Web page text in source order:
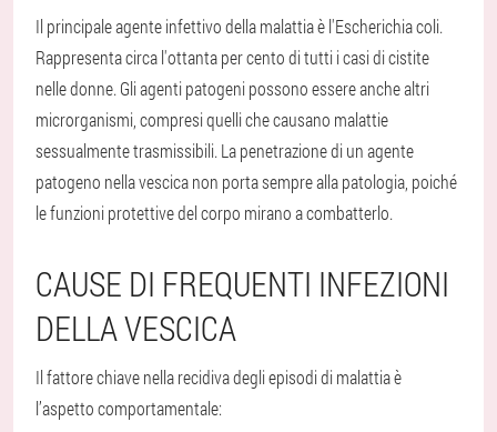
Il principale agente infettivo della malattia è l'Escherichia coli.
Rappresenta circa l'ottanta per cento di tutti i casi di cistite
nelle donne. Gli agenti patogeni possono essere anche altri
microrganismi, compresi quelli che causano malattie
sessualmente trasmissibili. La penetrazione di un agente
patogeno nella vescica non porta sempre alla patologia, poiché
le funzioni protettive del corpo mirano a combatterlo.
CAUSE DI FREQUENTI INFEZIONI
DELLA VESCICA
Il fattore chiave nella recidiva degli episodi di malattia è
l’aspetto comportamentale: